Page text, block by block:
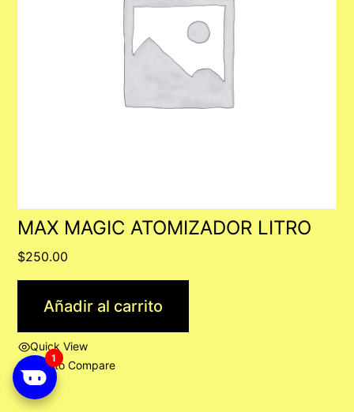
MAX MAGIC ATOMIZADOR LITRO
$250.00
Añadir al carrito
Quick View
Add to Compare